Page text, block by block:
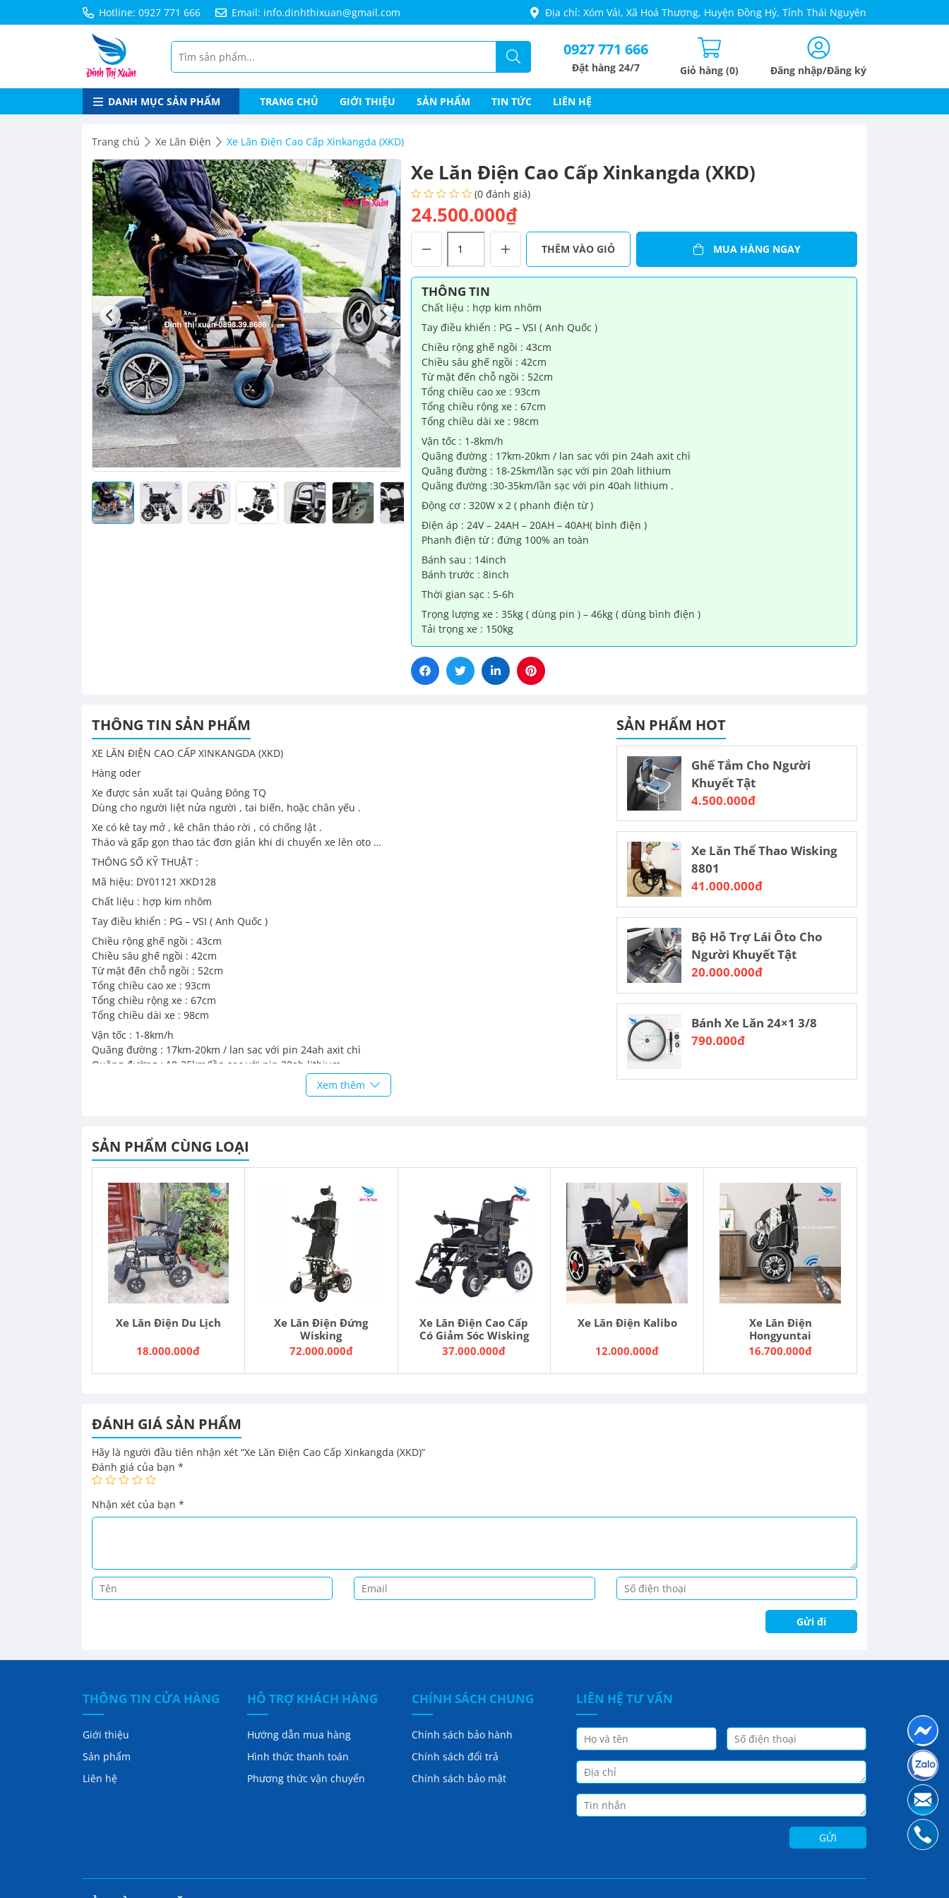
Hotline: 0927 771 666 Email: info.dinhthixuan@gmail.com Địa chỉ: Xóm Vải, Xã Hoá Thượng, Huyện Đồng Hỷ, Tỉnh Thái Nguyên
0927 771 666
Đặt hàng 24/7 Giỏ hàng (0) Đăng nhập/Đăng ký
DANH MỤC SẢN PHẨM TRANG CHỦ GIỚI THIỆU SẢN PHẨM TIN TỨC LIÊN HỆ
Trang chủ Xe Lăn Điện Xe Lăn Điện Cao Cấp Xinkangda (XKD)
Xe Lăn Điện Cao Cấp Xinkangda (XKD)
(0 đánh giá)
24.500.000₫
Lăn
Điện
Cấp
Xinkangda
(XKD)
lượng
THÊM VÀO GIỎ MUA HÀNG NGAY
THÔNG TIN
Chất liệu : hợp kim nhôm
Tay điều khiển : PG – VSI ( Anh Quốc )
Chiều rộng ghế ngồi : 43cm
Chiều sâu ghế ngồi : 42cm
Từ mặt đến chỗ ngồi : 52cm
Tổng chiều cao xe : 93cm
Tổng chiều rộng xe : 67cm
Tổng chiều dài xe : 98cm
Vận tốc : 1-8km/h
Quãng đường : 17km-20km / lan sac với pin 24ah axit chì
Quãng đường : 18-25km/lần sạc với pin 20ah lithium
Quãng đường :30-35km/lần sạc với pin 40ah lithium .
Động cơ : 320W x 2 ( phanh điện từ )
Điện áp : 24V – 24AH – 20AH – 40AH( bình điện )
Phanh điện từ : đứng 100% an toàn
Bánh sau : 14inch
Bánh trước : 8inch
Thời gian sạc : 5-6h
Trọng lượng xe : 35kg ( dùng pin ) – 46kg ( dùng bình điện )
Tải trọng xe : 150kg
THÔNG TIN SẢN PHẨM
XE LĂN ĐIỆN CAO CẤP XINKANGDA (XKD)
Hàng oder
Xe được sản xuất tại Quảng Đông TQ
Dùng cho người liệt nửa người , tai biến, hoặc chân yếu .
Xe có kê tay mở , kê chân tháo rời , có chống lật .
Tháo và gấp gọn thao tác đơn giản khi di chuyển xe lên oto …
THÔNG SỐ KỸ THUẬT :
Mã hiệu: DY01121 XKD128
Chất liệu : hợp kim nhôm
Tay điều khiển : PG – VSI ( Anh Quốc )
Chiều rộng ghế ngồi : 43cm
Chiều sâu ghế ngồi : 42cm
Từ mặt đến chỗ ngồi : 52cm
Tổng chiều cao xe : 93cm
Tổng chiều rộng xe : 67cm
Tổng chiều dài xe : 98cm
Vận tốc : 1-8km/h
Quãng đường : 17km-20km / lan sac với pin 24ah axit chì
Quãng đường : 18-25km/lần sạc với pin 20ah lithium
Quãng đường :30-35km/lần sạc với pin 40ah lithium .
Bánh sau : 14inch
Bánh trước : 8inch
Thời gian sạc : 5-6h
Trọng lượng xe : 35kg ( dùng pin ) – 46kg ( dùng bình điện )
Tải trọng xe : 150kg
💲 24.500.000 – 26.500.000 – 30.000.000
👨‍💻👨‍💻Tư vấn: Cửa Hàng Xe Lăn Đinh Thị Xuân
Số điện thoại: 0927.771.666 – Zalo: 0898.39.8686
Địa chỉ: Xóm Vải, Xã Hoá Thượng, Huyện Đồng Hỷ, Tỉnh Thái Nguyên
Xem thêm
SẢN PHẨM HOT
Ghế Tắm Cho Người
Khuyết Tật
4.500.000đ
Xe Lăn Thể Thao Wisking
8801
41.000.000đ
Bộ Hỗ Trợ Lái Ôto Cho
Người Khuyết Tật
20.000.000đ
Bánh Xe Lăn 24×1 3/8
790.000đ
SẢN PHẨM CÙNG LOẠI
Xe Lăn Điện Du Lịch
18.000.000đ
Xe Lăn Điện Đứng
Wisking
72.000.000đ
Xe Lăn Điện Cao Cấp
Có Giảm Sóc Wisking
37.000.000đ
Xe Lăn Điện Kalibo
12.000.000đ
Xe Lăn Điện
Hongyuntai
16.700.000đ
ĐÁNH GIÁ SẢN PHẨM
Hãy là người đầu tiên nhận xét “Xe Lăn Điện Cao Cấp Xinkangda (XKD)”
Đánh giá của bạn *
Nhận xét của bạn *
THÔNG TIN CỬA HÀNG
Giới thiệu
Sản phẩm
Liên hệ
HỖ TRỢ KHÁCH HÀNG
Hướng dẫn mua hàng
Hình thức thanh toán
Phương thức vận chuyển
CHÍNH SÁCH CHUNG
Chính sách bảo hành
Chính sách đổi trả
Chính sách bảo mật
LIÊN HỆ TƯ VẤN